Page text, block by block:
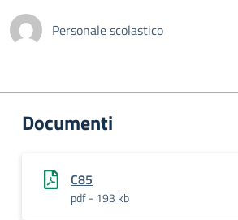
Personale scolastico
Documenti
C85
pdf - 193 kb